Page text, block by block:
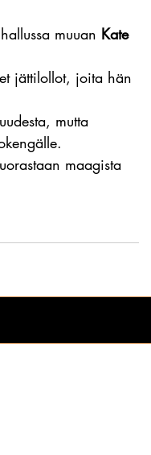
muuan Kate
jättilollot, joita hän
mutta
maagista